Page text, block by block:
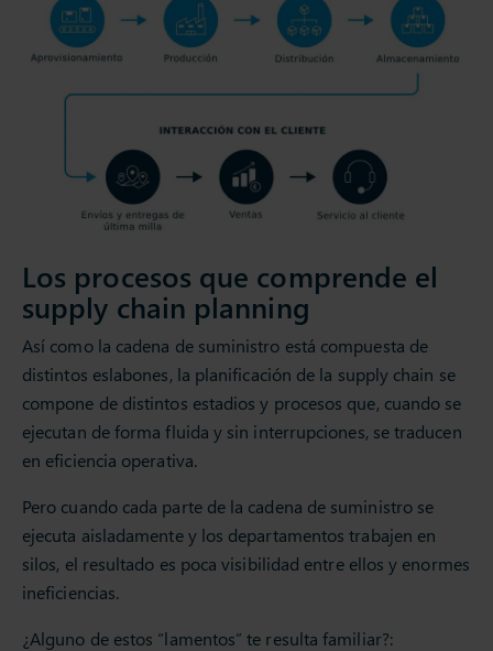
Los procesos que comprende el
supply chain planning
Así como la cadena de suministro está compuesta de
distintos eslabones, la planificación de la supply chain se
compone de distintos estadios y procesos que, cuando se
ejecutan de forma fluida y sin interrupciones, se traducen
en eficiencia operativa.
Pero cuando cada parte de la cadena de suministro se
ejecuta aisladamente y los departamentos trabajen en
silos, el resultado es poca visibilidad entre ellos y enormes
ineficiencias.
¿Alguno de estos “lamentos” te resulta familiar?: